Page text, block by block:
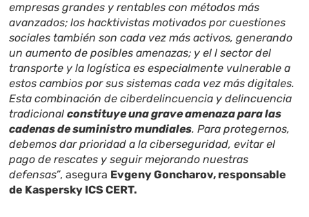
empresas grandes y rentables con métodos más
avanzados; los hacktivistas motivados por cuestiones
sociales también son cada vez más activos, generando
un aumento de posibles amenazas; y el l sector del
transporte y la logística es especialmente vulnerable a
estos cambios por sus sistemas cada vez más digitales.
Esta combinación de ciberdelincuencia y delincuencia
tradicionalconstituye una grave amenaza para las
cadenas de suministro mundiales. Para protegernos,
debemos dar prioridad a la ciberseguridad, evitar el
pago de rescates y seguir mejorando nuestras
defensas”, asegura Evgeny Goncharov, responsable
de Kaspersky ICS CERT.